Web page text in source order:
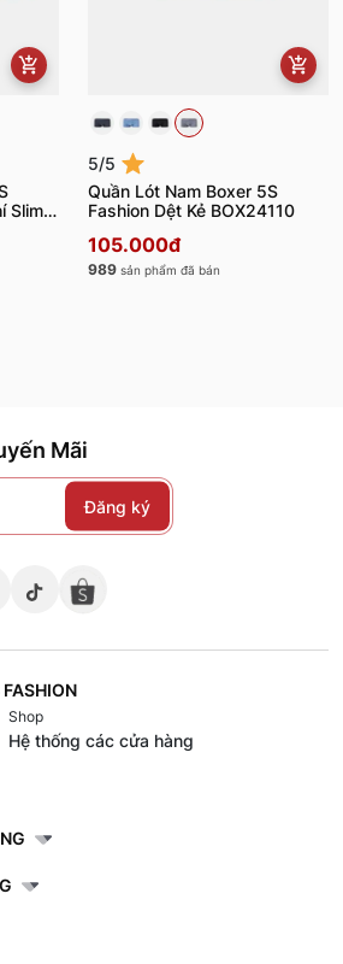
Slimfit
5/5
Quần Lót Nam Boxer 5S
Fashion Dệt Kẻ BOX24110
105.000đ
989 sản phẩm đã bán
Mãi
Đăng ký
Shop
Hệ thống các cửa hàng